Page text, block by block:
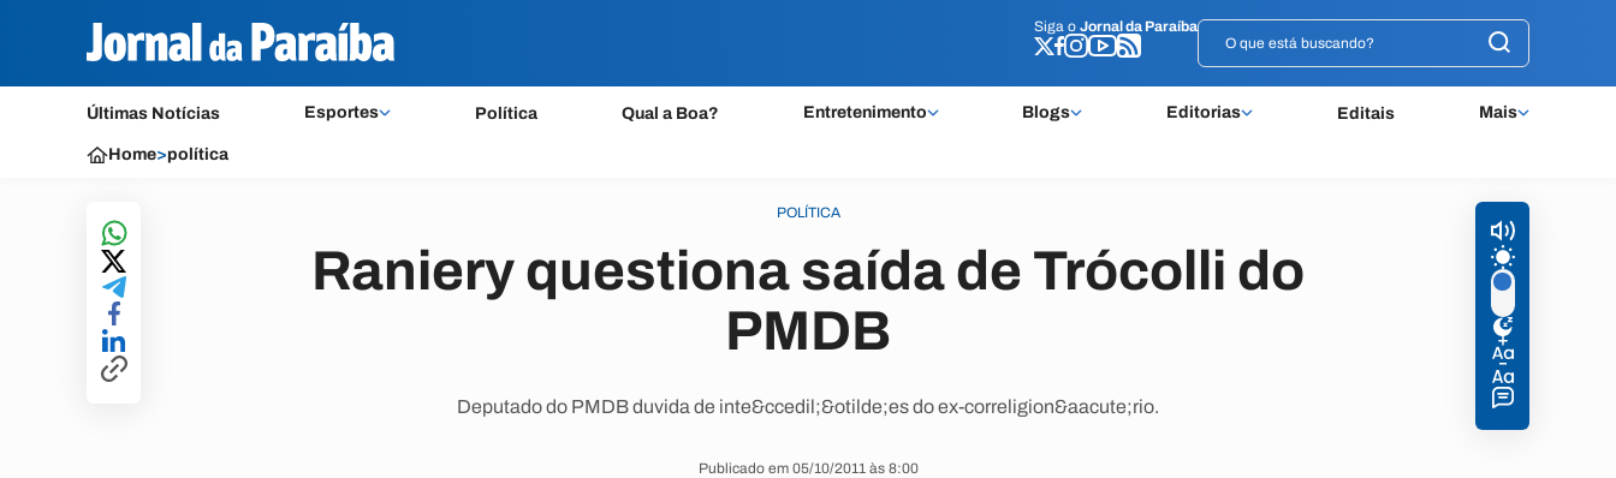
Siga o Jornal da Paraíba
Últimas Notícias Esportes Política Qual a Boa? Entretenimento Blogs Editorias Editais Mais
Siga o Jornal da Paraíba
Home>política
POLÍTICA
Raniery questiona saída de Trócolli do
PMDB
Deputado do PMDB duvida de inte&ccedil;&otilde;es do ex-correligion&aacute;rio.
Publicado em 05/10/2011 às 8:00